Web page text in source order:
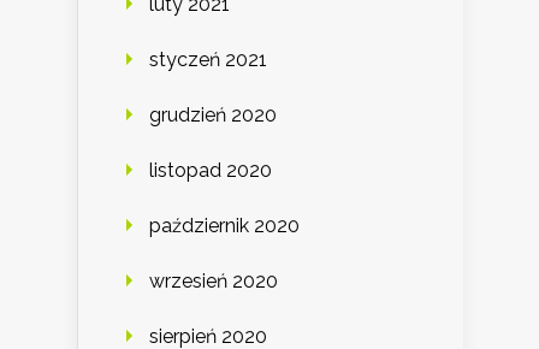
styczeń 2021
grudzień 2020
listopad 2020
październik 2020
wrzesień 2020
sierpień 2020